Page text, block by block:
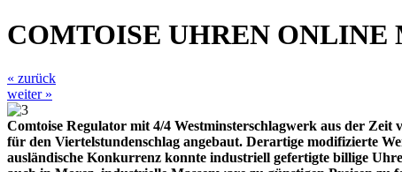
COMTOISE UHREN ONLINE
« zurück
weiter »
Comtoise Regulator mit 4/4 Westminsterschlagwerk aus der
für den Viertelstundenschlag angebaut. Derartige modifizierte
ausländische Konkurrenz konnte industriell gefertigte billige